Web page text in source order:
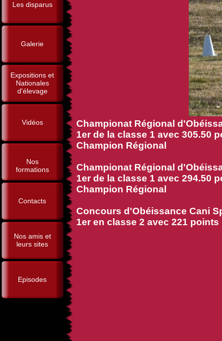
Les disparus
Galerie
Expositions et
Nationales
d'élevage
Vidéos
Nos
formations
Contacts
Nos amis et
leurs sites
Episodes
Championat Régional
1er de la classe 1 avec 305.50
Champion Régional
Championat Régional
1er de la classe 1 avec 294.50
Champion Régional
Concours d'Obéissance Cani
1er en classe 2 avec 221 points